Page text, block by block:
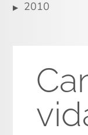
2010